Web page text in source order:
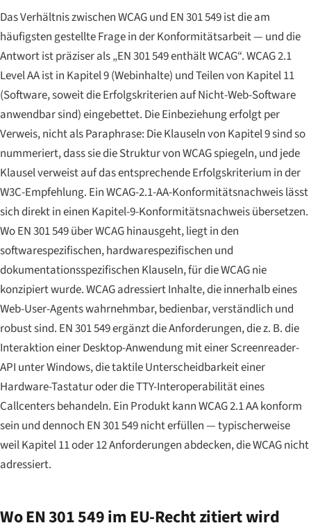
Das Verhältnis zwischen WCAG und EN 301 549 ist die am
häufigsten gestellte Frage in der Konformitätsarbeit — und die
Antwort ist präziser als „EN 301 549 enthält WCAG“. WCAG 2.1
Level AA ist in Kapitel 9 (Webinhalte) und Teilen von Kapitel 11
(Software, soweit die Erfolgskriterien auf Nicht-Web-Software
anwendbar sind) eingebettet. Die Einbeziehung erfolgt per
Verweis, nicht als Paraphrase: Die Klauseln von Kapitel 9 sind so
nummeriert, dass sie die Struktur von WCAG spiegeln, und jede
Klausel verweist auf das entsprechende Erfolgskriterium in der
W3C-Empfehlung. Ein WCAG-2.1-AA-Konformitätsnachweis lässt
sich direkt in einen Kapitel-9-Konformitätsnachweis übersetzen.
Wo EN 301 549 über WCAG hinausgeht, liegt in den
softwarespezifischen, hardwarespezifischen und
dokumentationsspezifischen Klauseln, für die WCAG nie
konzipiert wurde. WCAG adressiert Inhalte, die innerhalb eines
Web-User-Agents wahrnehmbar, bedienbar, verständlich und
robust sind. EN 301 549 ergänzt die Anforderungen, die z. B. die
Interaktion einer Desktop-Anwendung mit einer Screenreader-
API unter Windows, die taktile Unterscheidbarkeit einer
Hardware-Tastatur oder die TTY-Interoperabilität eines
Callcenters behandeln. Ein Produkt kann WCAG 2.1 AA konform
sein und dennoch EN 301 549 nicht erfüllen — typischerweise
weil Kapitel 11 oder 12 Anforderungen abdecken, die WCAG nicht
adressiert.
Wo EN 301 549 im EU-Recht zitiert wird